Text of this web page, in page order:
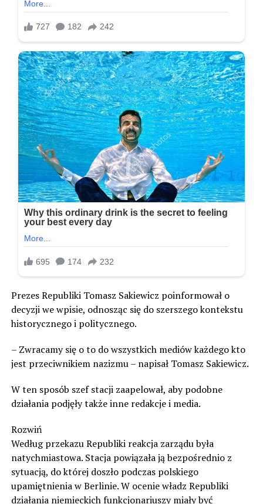
Prezes Republiki Tomasz Sakiewicz poinformował o
decyzji we wpisie, odnosząc się do szerszego kontekstu
historycznego i politycznego.
– Zwracamy się o to do wszystkich mediów każdego kto
jest przeciwnikiem nazizmu – napisał Tomasz Sakiewicz.
W ten sposób szef stacji zaapelował, aby podobne
działania podjęły także inne redakcje i media.
Rozwiń
Według przekazu Republiki reakcja zarządu była
natychmiastowa. Stacja powiązała ją bezpośrednio z
sytuacją, do której doszło podczas polskiego
upamiętnienia w Berlinie. W ocenie władz Republiki
działania niemieckich funkcjonariuszy miały być